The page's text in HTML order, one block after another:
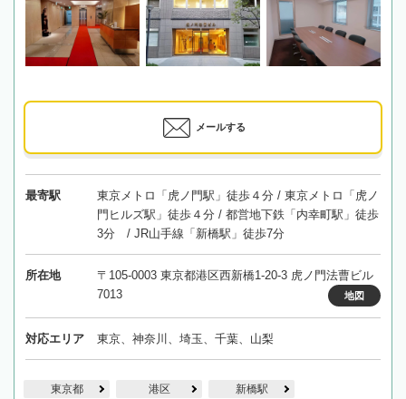
メールする
最寄駅
東京メトロ「虎ノ門駅」徒歩４分 / 東京メトロ「虎ノ
門ヒルズ駅」徒歩４分 / 都営地下鉄「内幸町駅」徒歩
3分 / JR山手線「新橋駅」徒歩7分
所在地
〒105-0003 東京都港区西新橋1-20-3 虎ノ門法曹ビル
7013
地図
対応エリア 東京、神奈川、埼玉、千葉、山梨
東京都 港区 新橋駅